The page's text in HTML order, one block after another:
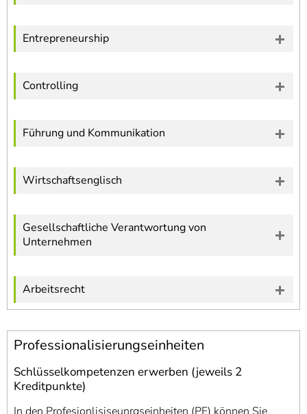
Entrepreneurship
Controlling
Führung und Kommunikation
Wirtschaftsenglisch
Gesellschaftliche Verantwortung von
Unternehmen
Arbeitsrecht
Professionalisierungseinheiten
Schlüsselkompetenzen erwerben (jeweils 2
Kreditpunkte)